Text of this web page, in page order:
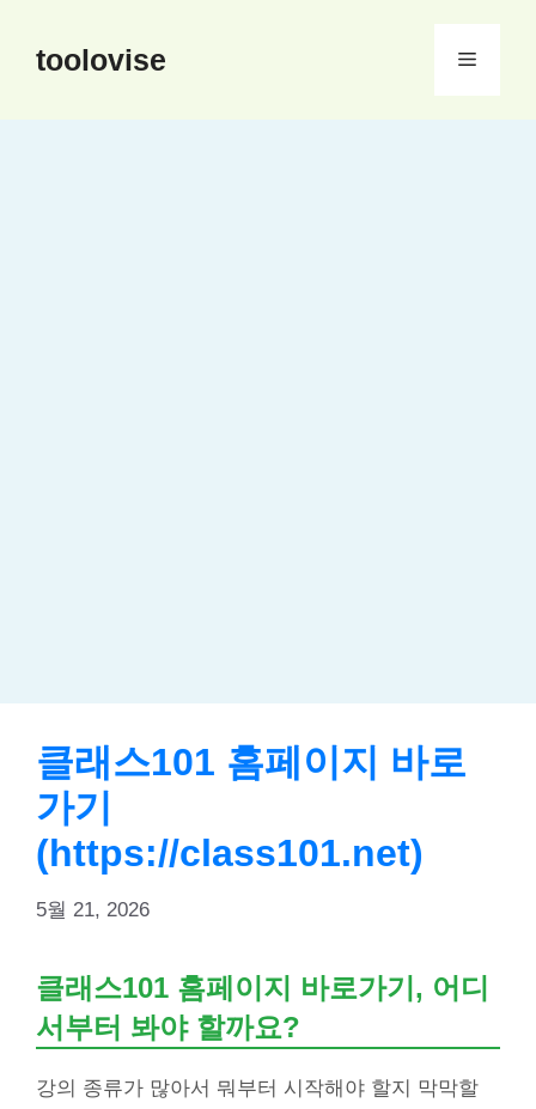
toolovise 메
클래스101 홈페이지 바로
가기
(https://class101.net)
5월 21, 2026
클래스101 홈페이지 바로가기, 어디
서부터 봐야 할까요?
강의 종류가 많아서 뭐부터 시작해야 할지 막막할